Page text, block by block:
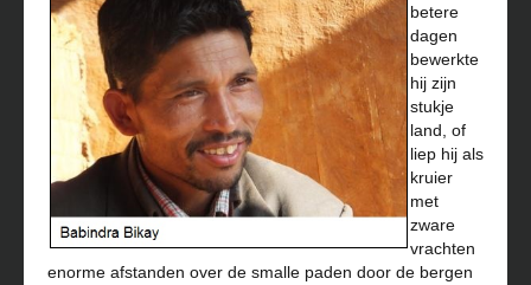
betere
dagen
bewerkte
hij zijn
stukje
land, of
liep hij als
kruier
met
zware
vrachten
enorme afstanden over de smalle paden door de bergen